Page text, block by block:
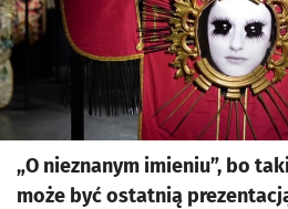
„O nieznanym imieniu”, bo
może być ostatnią